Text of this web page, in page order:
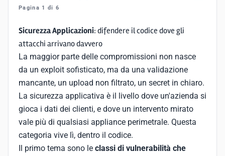
Pagina 1 di 6
Sicurezza Applicazioni: difendere il codice dove gli
attacchi arrivano davvero
La maggior parte delle compromissioni non nasce
da un exploit sofisticato, ma da una validazione
mancante, un upload non filtrato, un secret in chiaro.
La sicurezza applicativa è il livello dove un'azienda si
gioca i dati dei clienti, e dove un intervento mirato
vale più di qualsiasi appliance perimetrale. Questa
categoria vive lì, dentro il codice.
Il primo tema sono le classi di vulnerabilità che